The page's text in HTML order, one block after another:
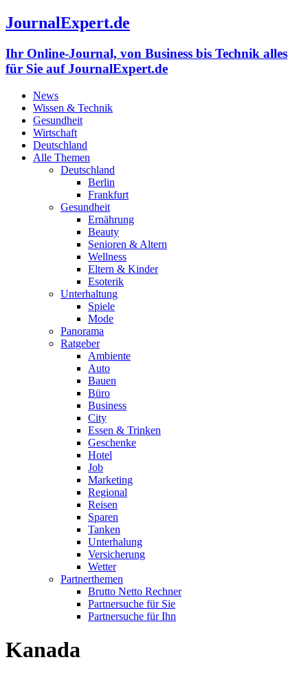
JournalExpert.de
Ihr Online-Journal, von Business bis Technik alles
für Sie auf JournalExpert.de
News
Wissen & Technik
Gesundheit
Wirtschaft
Deutschland
Alle Themen
Deutschland
Berlin
Frankfurt
Gesundheit
Ernährung
Beauty
Senioren & Altern
Wellness
Eltern & Kinder
Esoterik
Unterhaltung
Spiele
Mode
Panorama
Ratgeber
Ambiente
Auto
Bauen
Büro
Business
City
Essen & Trinken
Geschenke
Hotel
Job
Marketing
Regional
Reisen
Sparen
Tanken
Unterhalung
Versicherung
Wetter
Partnerthemen
Brutto Netto Rechner
Partnersuche für Sie
Partnersuche für Ihn
Kanada